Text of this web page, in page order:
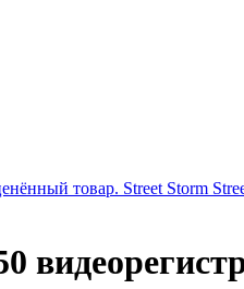
товар. Street Storm